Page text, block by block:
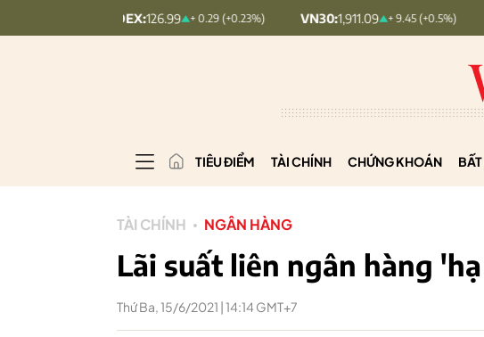
+ 0.29 (+0.23%) VN30: 1,911.09 + 9.45 (+0.5%) VNINDEX:
TIÊU ĐIỂM TÀI CHÍNH CHỨNG KHOÁN
TÀI CHÍNH NGÂN HÀNG
Lãi suất liên ngân hàng
Thứ Ba, 15/6/2021 | 14:14 GMT+7